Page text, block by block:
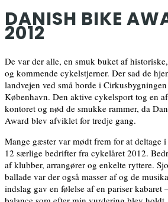
DANISH BIKE
2012
De var der alle, en smuk buket af
og kommende cykelstjerner. Der sad de
landvejen ved små borde i
København. Den aktive cykelsport tog en
kontoret og nød de smukke rammer, da
Award blev afviklet for tredje gang.
Mange gæster var mødt frem for at deltage
12 særlige bedrifter fra cykelåret 2012.
af klubber, arrangører og enkelte ryttere.
ballade var der også masser af og de
indslag gav en følelse af en pariser kabaret